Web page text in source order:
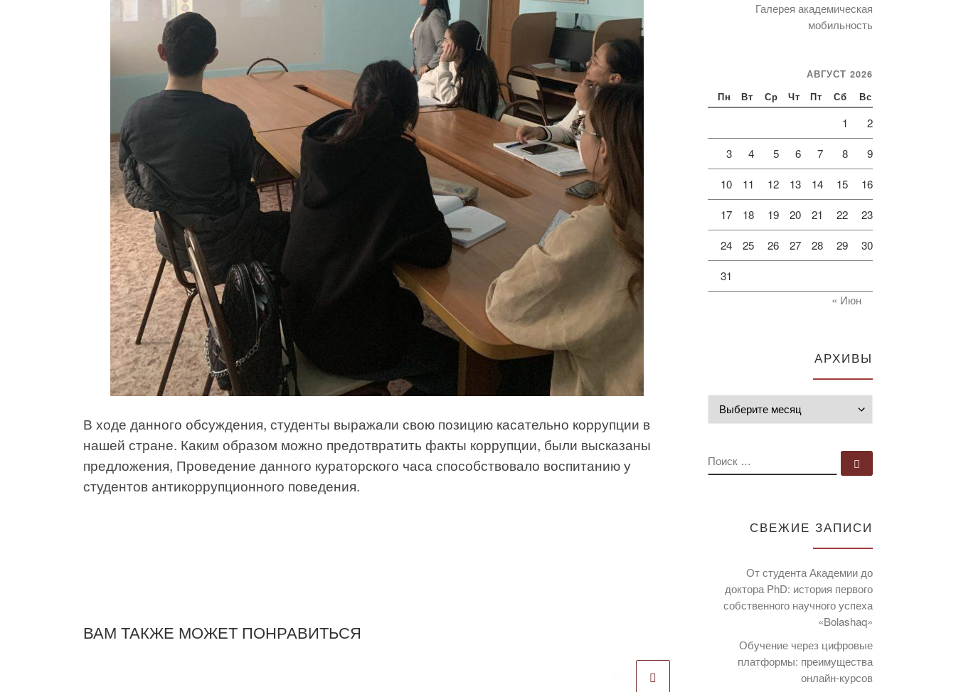
В ходе данного обсуждения, студенты выражали свою позицию касательно коррупции в
нашей стране. Каким образом можно предотвратить факты коррупции, были высказаны
предложения, Проведение данного кураторского часа способствовало воспитанию у
студентов антикоррупционного поведения.
ВАМ ТАКЖЕ МОЖЕТ ПОНРАВИТЬСЯ
Галерея академическая
мобильность
АВГУСТ 2026
Пн Вт Ср Чт Пт Сб Вс
1 2
3 4 5 6 7 8 9
10 11 12 13 14 15 16
17 18 19 20 21 22 23
24 25 26 27 28 29 30
31
« Июн
АРХИВЫ
ПОИСК
СВЕЖИЕ ЗАПИСИ
От студента Академии до
доктора PhD: история первого
собственного научного успеха
«Bolashaq»
Обучение через цифровые
платформы: преимущества
онлайн-курсов